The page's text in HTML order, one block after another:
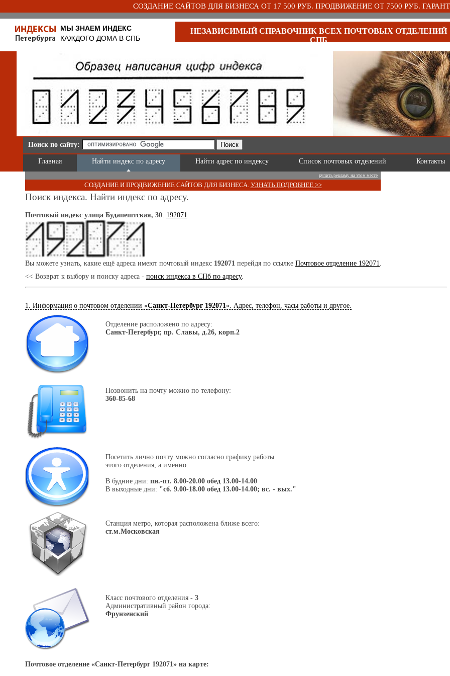
СОЗДАНИЕ САЙТОВ ДЛЯ БИЗНЕСА ОТ 17 500 РУБ. ПРОДВИЖЕНИЕ ОТ 7500 РУБ.
МЫ ЗНАЕМ ИНДЕКС
КАЖДОГО ДОМА В СПБ
НЕЗАВИСИМЫЙ СПРАВОЧНИК ВСЕХ ПОЧТОВЫХ ОТДЕЛЕНИЙ
СПБ
Поиск по сайту:
Главная Найти индекс по адресу Найти адрес по индексу Список почтовых отделений Контакты
купить рекламу на этом месте
СОЗДАНИЕ И ПРОДВИЖЕНИЕ САЙТОВ ДЛЯ БИЗНЕСА. УЗНАТЬ ПОДРОБНЕЕ >>
Поиск индекса. Найти индекс по адресу.
Почтовый индекс улица Будапештская, 30: 192071
Вы можете узнать, какие ещё адреса имеют почтовый индекс 192071 перейдя по ссылке Почтовое отделение 192071
<< Возврат к выбору и поиску адреса - поиск индекса в СПб по адресу.
1. Информация о почтовом отделении «Санкт-Петербург 192071 ». Адрес, телефон, часы работы и другое.
Отделение расположено по адресу:
Санкт-Петербург, пр. Славы, д.26, корп.2
Позвонить на почту можно по телефону:
360-85-68
Посетить лично почту можно согласно графику работы
этого отделения, а именно:
В будние дни: пн.-пт. 8.00-20.00 обед 13.00-14.00
В выходные дни: "сб. 9.00-18.00 обед 13.00-14.00; вс. - вых."
Станция метро, которая расположена ближе всего:
ст.м.Московская
Класс почтового отделения - 3
Административный район города:
Фрунзенский
Почтовое отделение «Санкт-Петербург 192071 » на карте: